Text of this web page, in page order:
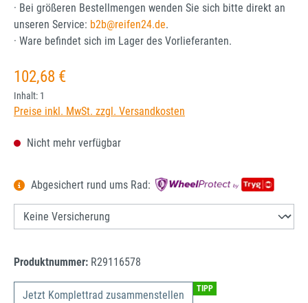
· Bei größeren Bestellmengen wenden Sie sich bitte direkt an
unseren Service: b2b@reifen24.de.
· Ware befindet sich im Lager des Vorlieferanten.
Regulärer Preis:
102,68 €
Inhalt: 1
Preise inkl. MwSt. zzgl. Versandkosten
Nicht mehr verfügbar
Abgesichert rund ums Rad:
Produktnummer: R29116578
Jetzt Komplettrad zusammenstellen TIPP